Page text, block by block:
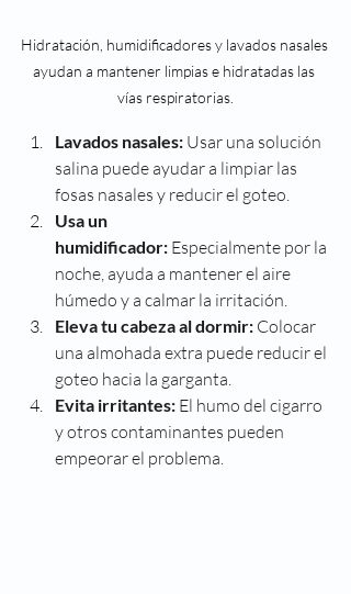
Hidratación, humidificadores y lavados nasales
ayudan a mantener limpias e hidratadas las
vías respiratorias.
Lavados nasales: Usar una solución
salina puede ayudar a limpiar las
fosas nasales y reducir el goteo.
Usa un
humidificador: Especialmente por la
noche, ayuda a mantener el aire
húmedo y a calmar la irritación.
Eleva tu cabeza al dormir: Colocar
una almohada extra puede reducir el
goteo hacia la garganta.
Evita irritantes: El humo del cigarro
y otros contaminantes pueden
empeorar el problema.